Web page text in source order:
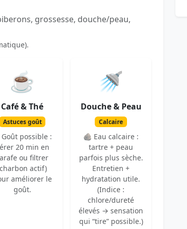
grossesse, douche/peau,
☕
Café & Thé
Astuces goût
possible :
20 min en
ou filtrer
actif)
améliorer le
goût.
🚿
Douche & Peau
Calcaire
🪨 Eau calcaire :
tartre + peau
parfois plus sèche.
Entretien +
hydratation utile.
(Indice :
chlore/dureté
élevés → sensation
qui “tire” possible.)